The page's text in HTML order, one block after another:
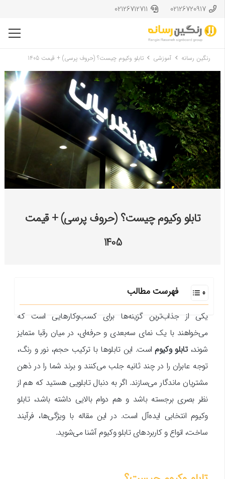
02126720917
02126712711
رنگین رسانه آموزشی تابلو وکیوم چیست؟ (حروف پرسی) + قیمت 1405
تابلو وکیوم چیست؟ (حروف پرسی) + قیمت
1405
فهرست مطالب
یکی از جذاب‌ترین گزینه‌ها برای کسب‌وکارهایی است که
می‌خواهند با یک نمای سه‌بعدی و حرفه‌ای، در میان رقبا متمایز
شوند،تابلو وکیوماست. این تابلوها با ترکیب حجم، نور و رنگ،
توجه عابران را در چند ثانیه جلب می‌کنند و برند شما را در ذهن
مشتریان ماندگار می‌سازند. اگر به دنبال تابلویی هستید که هم از
نظر بصری برجسته باشد و هم دوام بالایی داشته باشد، تابلو
وکیوم انتخابی ایده‌آل است. در این مقاله با ویژگی‌ها، فرآیند
ساخت، انواع و کاربردهای تابلو وکیوم آشنا می‌شوید.